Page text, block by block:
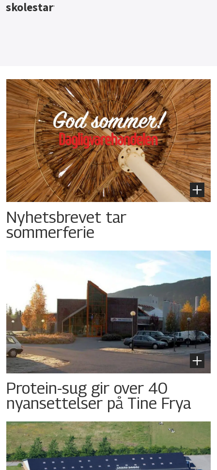
Nyhetsbrevet tar
sommerferie
Protein-sug gir over 40
nyansettelser på Tine Frya